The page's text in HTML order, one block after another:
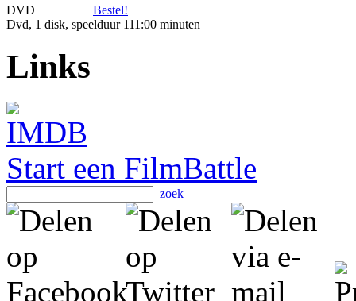
DVD
Bestel!
Dvd, 1 disk, speelduur 111:00 minuten
Links
Start een FilmBattle
zoek